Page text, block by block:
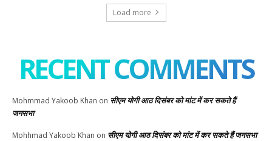
Load more
RECENT COMMENTS
Mohmmad Yakoob Khan on सीएम योगी आठ दिसंबर को मांट में कर सकते हैं
जनसभा
Mohhmad Yakoob Khan on सीएम योगी आठ दिसंबर को मांट में कर सकते हैं जनसभा